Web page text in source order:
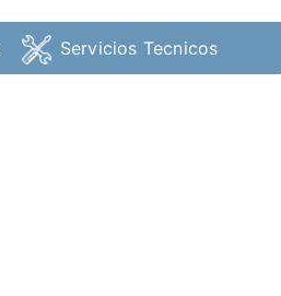
Servicios Tecnicos